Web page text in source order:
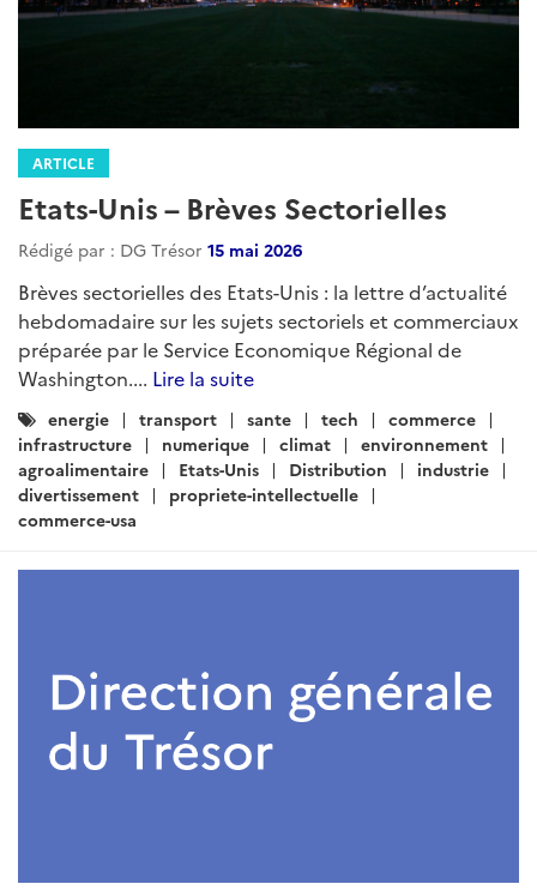
ARTICLE
Etats-Unis – Brèves Sectorielles
Rédigé par : DG Trésor 15 mai 2026
Brèves sectorielles des Etats-Unis : la lettre d’actualité
hebdomadaire sur les sujets sectoriels et commerciaux
préparée par le Service Economique Régional de
Washington.... Lire la suite
Catégories
:
energie transport sante tech
commerce
infrastructure
numerique climat
environnement
agroalimentaire
Etats-Unis Distribution
industrie
divertissement
propriete-intellectuelle
commerce-usa